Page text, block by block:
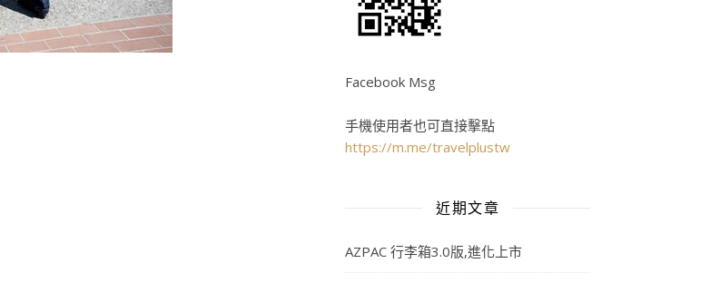
Facebook Msg
手機使用者也可直接擊點
https://m.me/travelplustw
近期文章
AZPAC 行李箱3.0版,進化上市